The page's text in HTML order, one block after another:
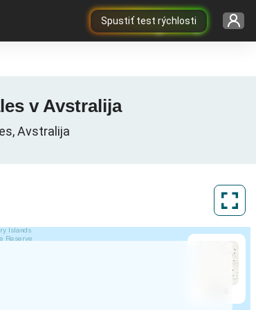
Spustiť test rýchlosti
v Avstralija
Avstralija